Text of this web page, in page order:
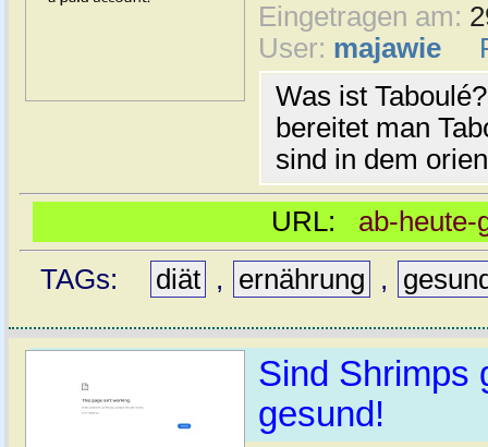
Eingetragen am:
User: majawie
Was ist
bereitet man
sind in dem
URL: ab-heute-
TAGs:
diät , ernährung ,
Sind Shrimps
gesund!